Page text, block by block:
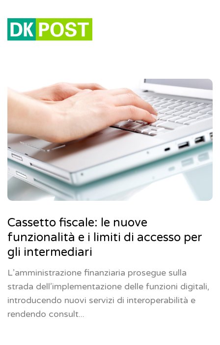
Cassetto fiscale: le nuove
funzionalità e i limiti di accesso per
gli intermediari
L’amministrazione finanziaria prosegue sulla
strada dell’implementazione delle funzioni digitali,
introducendo nuovi servizi di interoperabilità e
rendendo consult...